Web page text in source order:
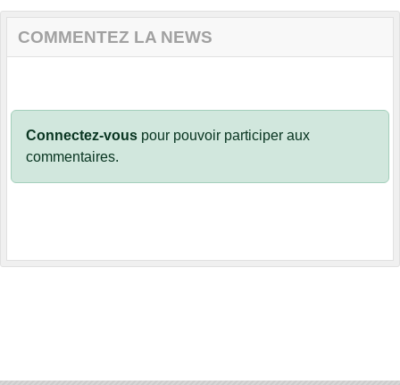
COMMENTEZ LA NEWS
Connectez-vous pour pouvoir participer aux
commentaires.